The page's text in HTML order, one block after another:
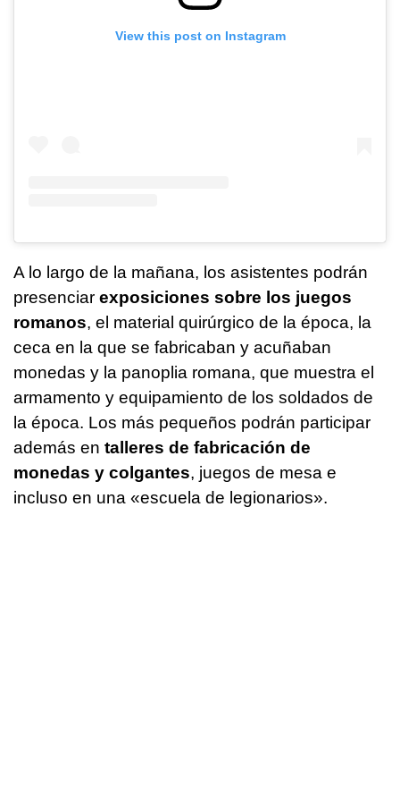
View this post on Instagram
A lo largo de la mañana, los asistentes podrán
presenciar exposiciones sobre los juegos
romanos, el material quirúrgico de la época, la
ceca en la que se fabricaban y acuñaban
monedas y la panoplia romana, que muestra el
armamento y equipamiento de los soldados de
la época. Los más pequeños podrán participar
además en talleres de fabricación de
monedas y colgantes, juegos de mesa e
incluso en una «escuela de legionarios».